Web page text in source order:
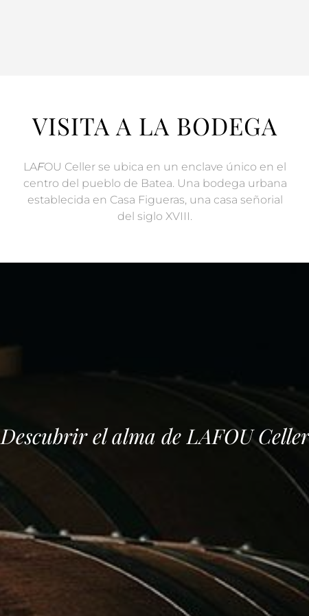
VISITA A LA BODEGA
LAFOU Celler se ubica en un enclave único en el
centro del pueblo de Batea. Una bodega urbana
establecida en Casa Figueras, una casa señorial
del siglo XVIII.
Descubrir el alma de LAFOU Celler